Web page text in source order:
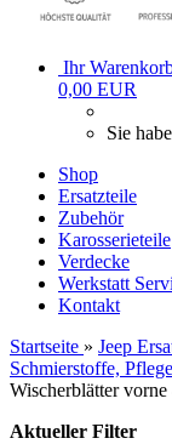
Ihr
0,00 EUR
Sie
Shop
Ersatzteile
Zubehör
Karosserieteile
Verdecke
Werkstatt
Kontakt
Startseite » Jeep
Schmierstoffe,
Wischerblätter
Aktueller Filter